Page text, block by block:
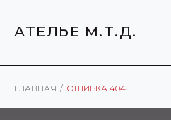
АТЕЛЬЕ М.Т.Д.
ГЛАВНАЯ / ОШИБКА 404